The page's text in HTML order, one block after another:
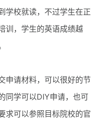
学校就读，不过学生在正
训，学生的英语成绩越
请材料，可以很好的节
同学可以DIY申请，也可
求可以参照目标院校的官